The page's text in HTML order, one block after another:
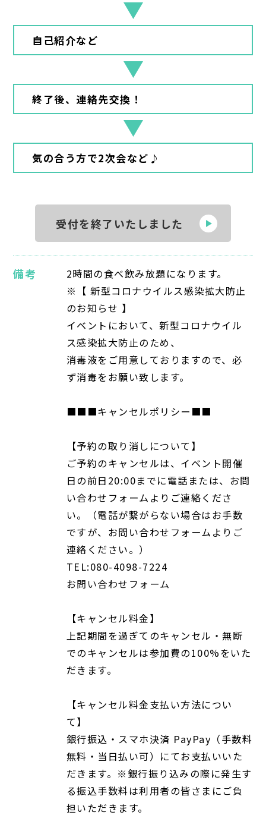
自己紹介など
終了後、連絡先交換！
気の合う方で2次会など♪
受付を終了いたしました
備考
2時間の食べ飲み放題になります。
※【 新型コロナウイルス感染拡大防止
のお知らせ 】
イベントにおいて、新型コロナウイル
ス感染拡大防止のため、
消毒液をご用意しておりますので、必
ず消毒をお願い致します。
■■■キャンセルポリシー■■
【予約の取り消しについて】
ご予約のキャンセルは、イベント開催
日の前日20:00までに電話または、お問
い合わせフォームよりご連絡くださ
い。（電話が繋がらない場合はお手数
ですが、お問い合わせフォームよりご
連絡ください。）
TEL:080-4098-7224
お問い合わせフォーム
【キャンセル料金】
上記期間を過ぎてのキャンセル・無断
でのキャンセルは参加費の100%をいた
だきます。
【キャンセル料金支払い方法につい
て】
銀行振込・スマホ決済 PayPay（手数料
無料・当日払い可）にてお支払いいた
だきます。※銀行振り込みの際に発生す
る振込手数料は利用者の皆さまにご負
担いただきます。